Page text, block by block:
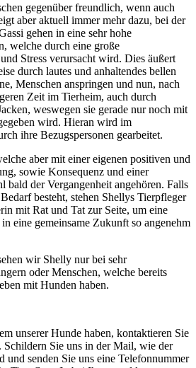
gegenüber freundlich, wenn auch
aber aktuell immer mehr dazu, bei der
gehen in eine sehr hohe
welche durch eine große
Stress verursacht wird. Dies äußert
durch lautes und anhaltendes bellen
Menschen anspringen und nun, nach
Zeit im Tierheim, auch durch
weswegen sie gerade nur noch mit
wird. Hieran wird im
ihre Bezugspersonen gearbeitet.
aber mit einer eigenen positiven und
sowie Konsequenz und einer
bald der Vergangenheit angehören. Falls
besteht, stehen Shellys Tierpfleger
mit Rat und Tat zur Seite, um eine
eine gemeinsame Zukunft so angenehm
wir Shelly nur bei sehr
oder Menschen, welche bereits
mit Hunden haben.
unserer Hunde haben, kontaktieren Sie
Sie uns in der Mail, wie der
senden Sie uns eine Telefonnummer